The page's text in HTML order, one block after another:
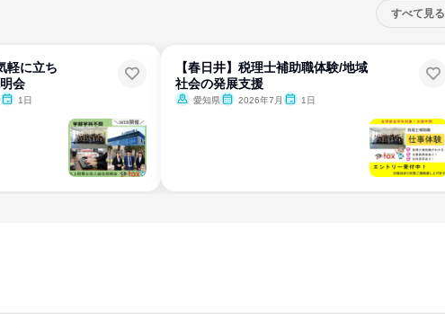
すべて見る
軽に立ち
会
1日
【春日井】税理士補助職体験/地域
社会の発展支援
愛知県 2026年7月 1日